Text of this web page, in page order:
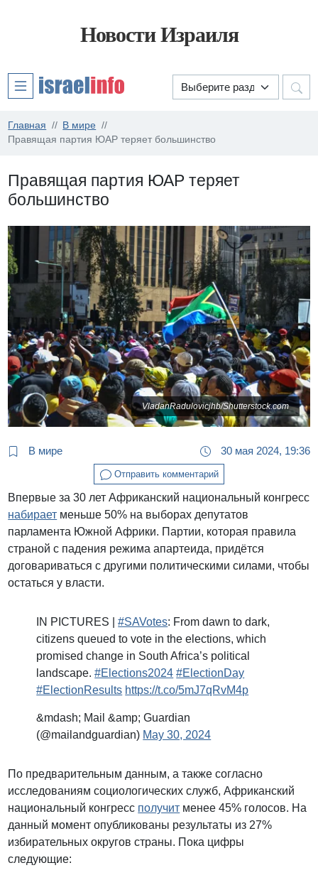
Новости Израиля
Главная
В мире
Правящая партия ЮАР теряет большинство
Правящая партия ЮАР теряет
большинство
VladanRadulovicjhb/Shutterstock.com
В мире 30 мая 2024, 19:36
Отправить комментарий
Впервые за 30 лет Африканский национальный конгресс
набирает меньше 50% на выборах депутатов
парламента Южной Африки. Партии, которая правила
страной с падения режима апартеида, придётся
договариваться с другими политическими силами, чтобы
остаться у власти.
IN PICTURES |#SAVotes: From dawn to dark,
citizens queued to vote in the elections, which
promised change in South Africa’s political
landscape.#Elections2024 #ElectionDay
#ElectionResults https://t.co/5mJ7qRvM4p
&mdash; Mail &amp; Guardian
(@mailandguardian) May 30, 2024
По предварительным данным, а также согласно
исследованиям социологических служб, Африканский
национальный конгресс получит менее 45% голосов. На
данный момент опубликованы результаты из 27%
избирательных округов страны. Пока цифры
следующие: